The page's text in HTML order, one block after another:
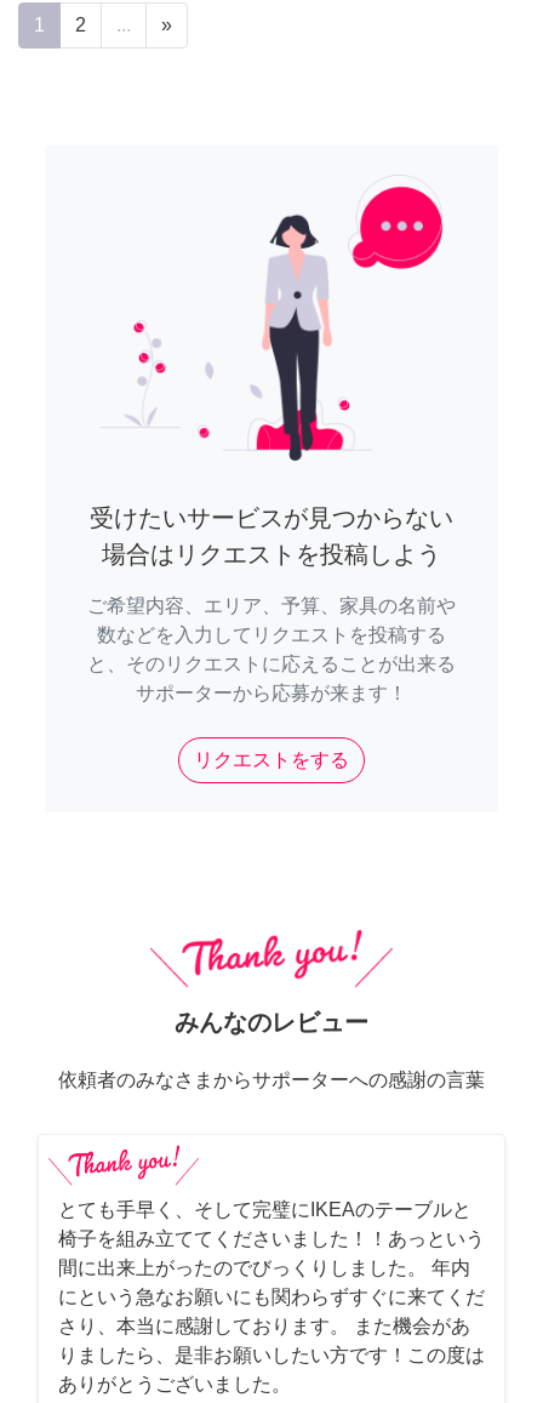
1 2 ... »
受けたいサービスが見つからない
場合はリクエストを投稿しよう
ご希望内容、エリア、予算、家具の名前や
数などを入力してリクエストを投稿する
と、そのリクエストに応えることが出来る
サポーターから応募が来ます！
リクエストをする
みんなのレビュー
依頼者のみなさまからサポーターへの感謝の言葉
とても手早く、そして完璧にIKEAのテーブルと
椅子を組み立ててくださいました！！あっという
間に出来上がったのでびっくりしました。 年内
にという急なお願いにも関わらずすぐに来てくだ
さり、本当に感謝しております。 また機会があ
りましたら、是非お願いしたい方です！この度は
ありがとうございました。